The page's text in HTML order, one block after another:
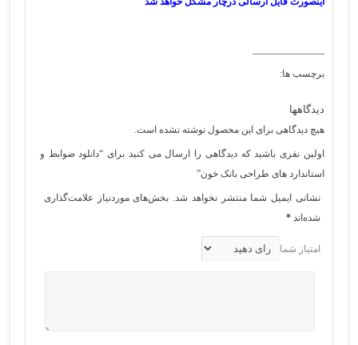
برچسب ها:
دیدگاهها
هیچ دیدگاهی برای این محصول نوشته نشده است.
اولین نفری باشید که دیدگاهی را ارسال می کنید برای “دانلود ضوابط و
استاندارد های طراحی بانک خون”
نشانی ایمیل شما منتشر نخواهد شد. بخش‌های موردنیاز علامت‌گذاری
شده‌اند*
امتیاز شما